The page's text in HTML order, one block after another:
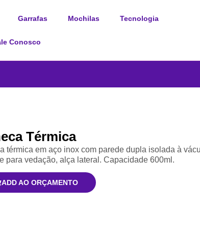
Garrafas Mochilas Tecnologia
Conosco
Térmica
térmica em aço inox com parede dupla isolada à
para vedação, alça lateral. Capacidade 600ml.
ADD AO ORÇAMENTO